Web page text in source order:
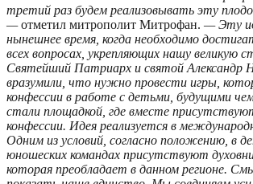
третий раз будем реализовывать эту
—отметил митрополит Митрофан. — Эту
нынешнее время, когда необходимо
всех вопросах, укрепляющих нашу великую
Святейший Патриарх и святой Александр
вразумили, что нужно провести игры,
конфессии в работе с детьми, будущими
стали площадкой, где вместе
конфессии. Идея реализуется в
Одним из условий, согласно положению, в
юношеских командах присутствуют
которая преобладает в данном регионе.